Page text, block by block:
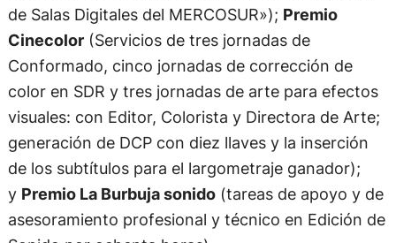
de Salas Digitales del MERCOSUR»); Premio
Cinecolor(Servicios de tres jornadas de
Conformado, cinco jornadas de corrección de
color en SDR y tres jornadas de arte para efectos
visuales: con Editor, Colorista y Directora de Arte;
generación de DCP con diez llaves y la inserción
de los subtítulos para el largometraje ganador);
y Premio La Burbuja sonido(tareas de apoyo y de
asesoramiento profesional y técnico en Edición de